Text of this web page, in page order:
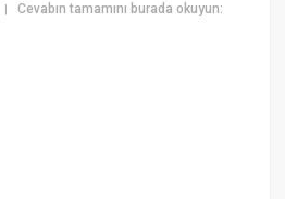
|Cevabın tamamını burada okuyun: